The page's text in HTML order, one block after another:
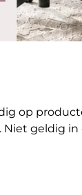
op
Niet geldig